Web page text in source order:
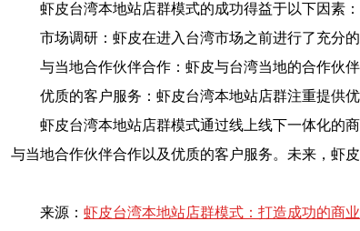
虾皮台湾本地站店群模式的成功得益于以下因素：
市场调研：虾皮在进入台湾市场之前进行了充分
与当地合作伙伴合作：虾皮与台湾当地的合作伙
优质的客户服务：虾皮台湾本地站店群注重提供
虾皮台湾本地站店群模式通过线上线下一体化的
与当地合作伙伴合作以及优质的客户服务。未来，虾
来源： 虾皮台湾本地站店群模式：打造成功的商